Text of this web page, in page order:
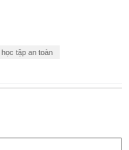
tập an toàn